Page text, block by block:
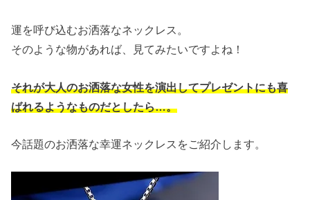
運を呼び込むお洒落なネックレス。
そのような物があれば、見てみたいですよね！
それが大人のお洒落な女性を演出してプレゼントにも喜
ばれるようなものだとしたら…。
今話題のお洒落な幸運ネックレスをご紹介します。